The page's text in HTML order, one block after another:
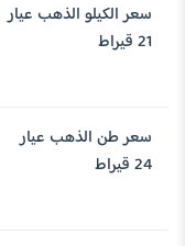
سعر الكيلو الذهب عيار
21 قيراط
سعر طن الذهب عيار
24 قيراط